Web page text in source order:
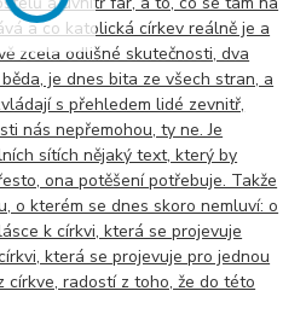
a co katolická církev reálně je a
zcela odlišné skutečnosti, dva
je dnes bita ze všech stran, a
s přehledem lidé zevnitř,
nás nepřemohou, ty ne. Je
sítích nějaký text, který by
ona potěšení potřebuje. Takže
o kterém se dnes skoro nemluví: o
k církvi, která se projevuje
která se projevuje pro jednou
církve, radostí z toho, že do této